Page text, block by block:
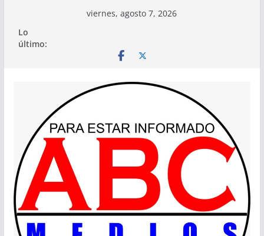
contenido
viernes, agosto 7, 2026
Lo
último: